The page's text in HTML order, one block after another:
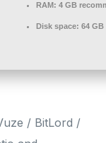
RAM: 4 GB
Disk space: 64
/ BitLord /